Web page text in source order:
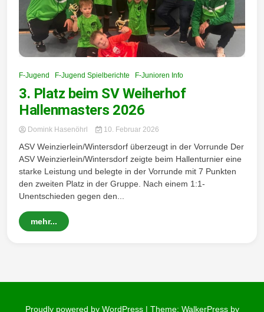
ein-
Wintersd
orf 1950
F-Jugend F-Jugend Spielberichte F-Junioren Info
3. Platz beim SV Weiherhof
Hallenmasters 2026
Domink Hasenöhrl 10. Februar 2026
ASV Weinzierlein/Wintersdorf überzeugt in der Vorrunde Der
ASV Weinzierlein/Wintersdorf zeigte beim Hallenturnier eine
starke Leistung und belegte in der Vorrunde mit 7 Punkten
den zweiten Platz in der Gruppe. Nach einem 1:1-
Unentschieden gegen den...
mehr...
Proudly powered by WordPress | Theme: WalkerPress by